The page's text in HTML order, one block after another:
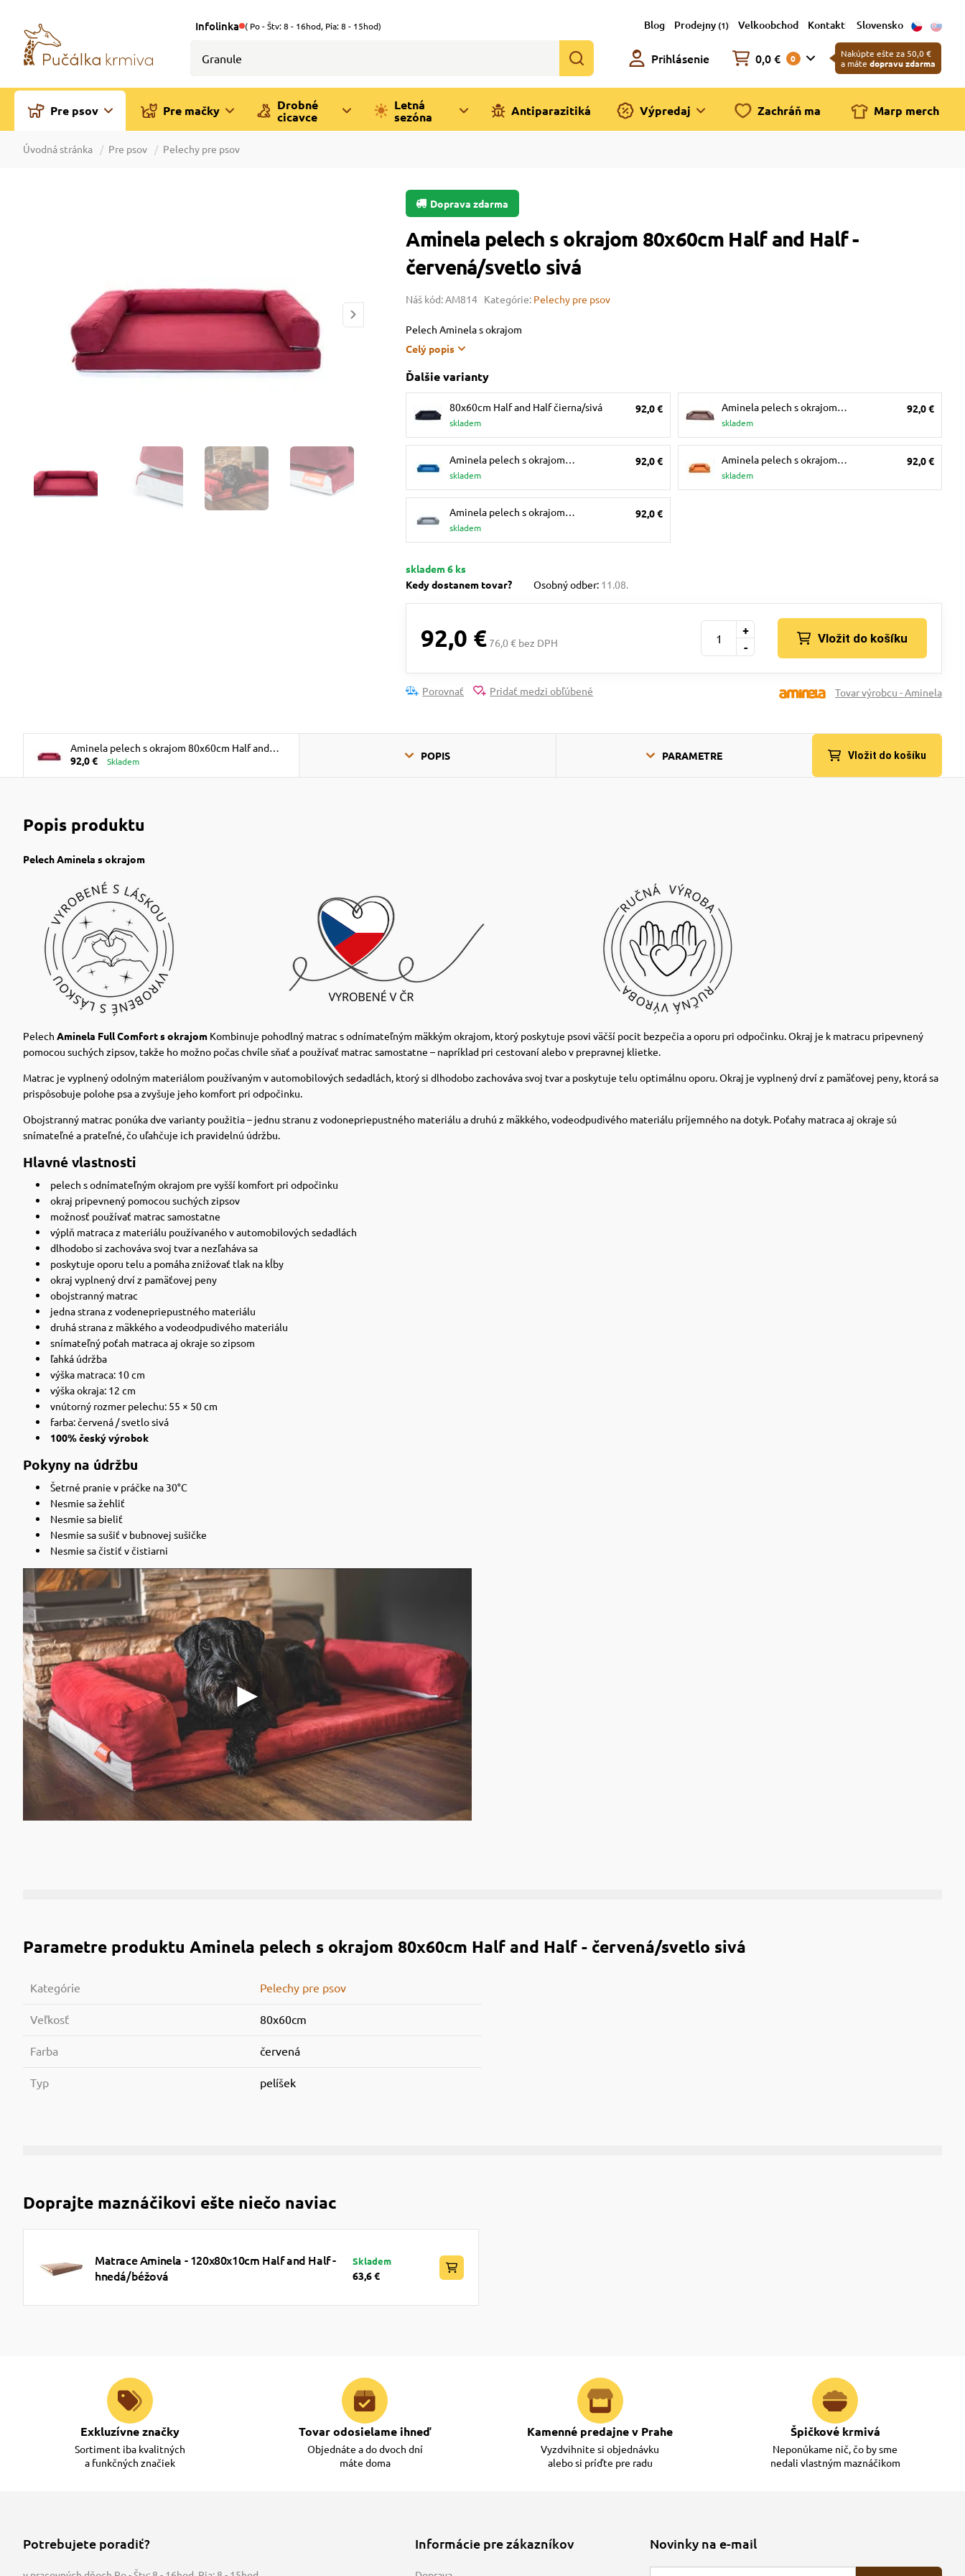
Infolinka ( Po - Štv: 8 - 16hod, Pia: 8 - 15hod) Blog Prodejny (1) Velkoobchod Kontakt Slovensko
Prihlásenie 0,0 € 0
Nakúpte ešte za 50,0 €
a máte dopravu zdarma
Pre psov Pre mačky
Drobné
cicavce
Letná
sezóna
Antiparazitiká Výpredaj Zachráň ma Marp merch
Úvodná stránka Pre psov Pelechy pre psov
Doprava zdarma
Aminela pelech s okrajom 80x60cm Half and Half -
červená/svetlo sivá
Náš kód: AM814 Kategórie: Pelechy pre psov
Pelech Aminela s okrajom
Celý popis
Ďalšie varianty
80x60cm Half and Half čierna/sivá
skladem
92,0 € Aminela pelech s okrajom…
skladem
92,0 €
Aminela pelech s okrajom…
skladem
92,0 € Aminela pelech s okrajom…
skladem
92,0 €
Aminela pelech s okrajom…
skladem
92,0 €
skladem 6 ks
Kedy dostanem tovar?
Osobný odber: 11.08.
92,0 € 76,0 € bez DPH -
+
Vložit do košíku
Porovnať Pridať medzi obľúbené Tovar výrobcu - Aminela
Aminela pelech s okrajom 80x60cm Half and
Half - červená/svetlo sivá
92,0 € Skladem POPIS PARAMETRE Vložit do košíku
Popis produktu
Pelech Aminela s okrajom
Pelech Aminela Full Comfort s okrajom Kombinuje pohodlný matrac s odnímateľným mäkkým okrajom, ktorý poskytuje psovi väčší pocit bezpečia a oporu pri odpočinku. Okraj je k matracu pripevnený
pomocou suchých zipsov, takže ho možno počas chvíle sňať a používať matrac samostatne – napríklad pri cestovaní alebo v prepravnej klietke.
Matrac je vyplnený odolným materiálom používaným v automobilových sedadlách, ktorý si dlhodobo zachováva svoj tvar a poskytuje telu optimálnu oporu. Okraj je vyplnený drví z pamäťovej peny, ktorá sa
prispôsobuje polohe psa a zvyšuje jeho komfort pri odpočinku.
Obojstranný matrac ponúka dve varianty použitia – jednu stranu z vodonepriepustného materiálu a druhú z mäkkého, vodeodpudivého materiálu príjemného na dotyk. Poťahy matraca aj okraje sú
snímateľné a prateľné, čo uľahčuje ich pravidelnú údržbu.
Hlavné vlastnosti
pelech s odnímateľným okrajom pre vyšší komfort pri odpočinku
okraj pripevnený pomocou suchých zipsov
možnosť používať matrac samostatne
výplň matraca z materiálu používaného v automobilových sedadlách
dlhodobo si zachováva svoj tvar a nezľaháva sa
poskytuje oporu telu a pomáha znižovať tlak na kĺby
okraj vyplnený drví z pamäťovej peny
obojstranný matrac
jedna strana z vodenepriepustného materiálu
druhá strana z mäkkého a vodeodpudivého materiálu
snímateľný poťah matraca aj okraje so zipsom
ľahká údržba
výška matraca: 10 cm
výška okraja: 12 cm
vnútorný rozmer pelechu: 55 × 50 cm
farba: červená / svetlo sivá
100% český výrobok
Pokyny na údržbu
Šetrné pranie v práčke na 30°C
Nesmie sa žehliť
Nesmie sa bieliť
Nesmie sa sušiť v bubnovej sušičke
Nesmie sa čistiť v čistiarni
Parametre produktu Aminela pelech s okrajom 80x60cm Half and Half - červená/svetlo sivá
Kategórie Pelechy pre psov
Veľkosť 80x60cm
Farba červená
Typ pelíšek
Doprajte maznáčikovi ešte niečo naviac
Matrace Aminela - 120x80x10cm Half and Half -
hnedá/béžová
Skladem
63,6 €
Exkluzívne značky
Sortiment iba kvalitných
a funkčných značiek
Tovar odosielame ihneď
Objednáte a do dvoch dní
máte doma
Kamenné predajne v Prahe
Vyzdvihnite si objednávku
alebo si príďte pre radu
Špičkové krmivá
Neponúkame nič, čo by sme
nedali vlastným maznáčikom
Potrebujete poradiť? Informácie pre zákazníkov Novinky na e-mail